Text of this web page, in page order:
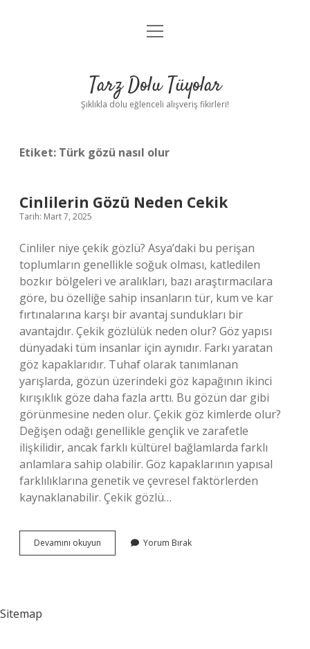
Anasayfa
Yasal Uyarı
menüyü
Tarz Dolu Tüyolar
Şıklıkla dolu eğlenceli alışveriş fikirleri!
Etiket: Türk gözü nasıl olur
Cinlilerin Gözü Neden Cekik
Tarih: Mart 7, 2025
Cinliler niye çekik gözlü? Asya’daki bu perişan
toplumların genellikle soğuk olması, katledilen
bozkır bölgeleri ve aralıkları, bazı araştırmacılara
göre, bu özelliğe sahip insanların tür, kum ve kar
fırtınalarına karşı bir avantaj sundukları bir
avantajdır. Çekik gözlülük neden olur? Göz yapısı
dünyadaki tüm insanlar için aynıdır. Farkı yaratan
göz kapaklarıdır. Tuhaf olarak tanımlanan
yarışlarda, gözün üzerindeki göz kapağının ikinci
kırışıklık göze daha fazla arttı. Bu gözün dar gibi
görünmesine neden olur. Çekik göz kimlerde olur?
Değişen odağı genellikle gençlik ve zarafetle
ilişkilidir, ancak farklı kültürel bağlamlarda farklı
anlamlara sahip olabilir. Göz kapaklarının yapısal
farklılıklarına genetik ve çevresel faktörlerden
kaynaklanabilir. Çekik gözlü…
Devamını okuyun Cinlilerin
Gözü
Yorum Bırak
Sitemap